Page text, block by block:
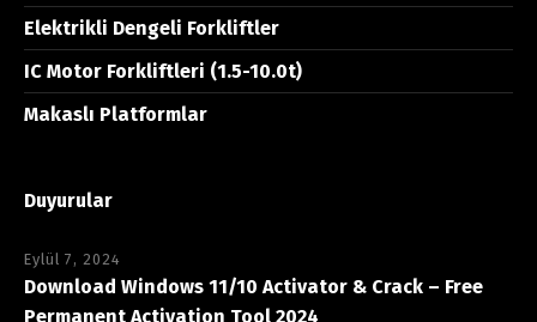
Elektrikli Dengeli Forkliftler
IC Motor Forkliftleri (1.5-10.0t)
Makaslı Platformlar
Duyurular
Eylül 7, 2024
Download Windows 11/10 Activator & Crack – Free
Permanent Activation Tool 2024